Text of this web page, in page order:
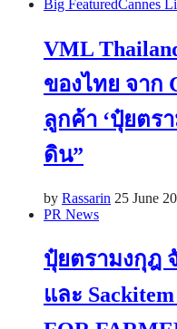
Big FeaturedCannes
VML
ของไทย จาก
ลูกค้า ‘ปุ๋ยตร
ดิน”
by Rassarin 25 June
PR News
ปุ๋ยตรามงกุฎ
และ